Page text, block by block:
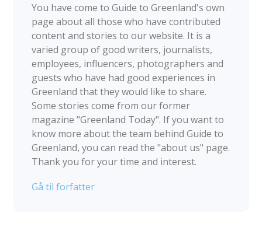
You have come to Guide to Greenland's own
page about all those who have contributed
content and stories to our website. It is a
varied group of good writers, journalists,
employees, influencers, photographers and
guests who have had good experiences in
Greenland that they would like to share.
Some stories come from our former
magazine "Greenland Today". If you want to
know more about the team behind Guide to
Greenland, you can read the "about us" page.
Thank you for your time and interest.
Gå til forfatter